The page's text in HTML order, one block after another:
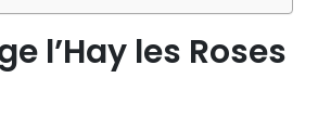
l’Hay les Roses